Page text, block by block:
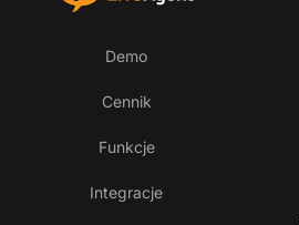
Demo
Cennik
Funkcje
Integracje